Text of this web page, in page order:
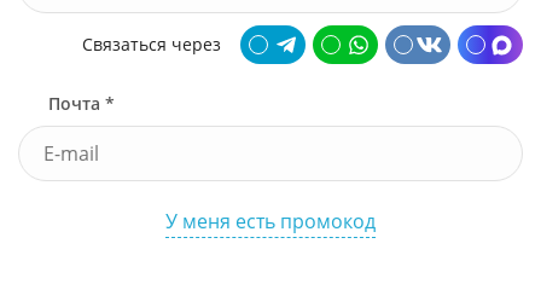
Связаться через
Почта *
У меня есть промокод